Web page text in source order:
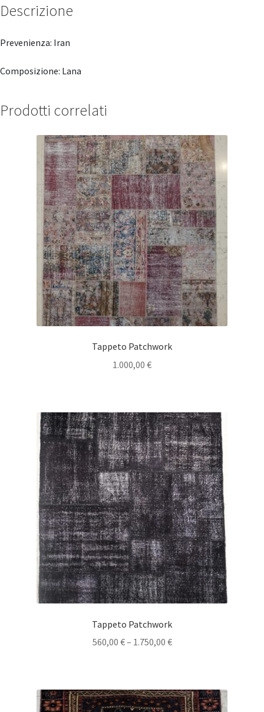
Descrizione
Prevenienza: Iran
Composizione: Lana
Prodotti correlati
Tappeto Patchwork
1.000,00 €
Tappeto Patchwork
560,00 €– 1.750,00 €